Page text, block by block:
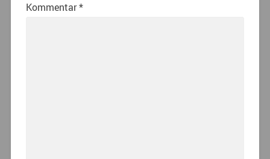
Kommentar*